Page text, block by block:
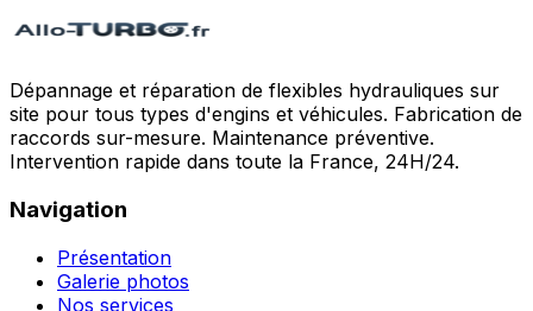
Dépannage et réparation de flexibles hydrauliques sur
site pour tous types d'engins et véhicules. Fabrication de
raccords sur-mesure. Maintenance préventive.
Intervention rapide dans toute la France, 24H/24.
Navigation
Présentation
Galerie photos
Nos services